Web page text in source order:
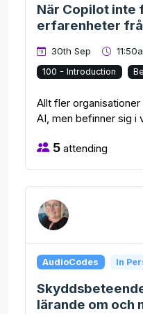
När Copilot
erfarenheter
30th Sep
100 - Introduction
Allt fler
AI, men befinner sig i
5 attending
AudioCodes In
lärande om och